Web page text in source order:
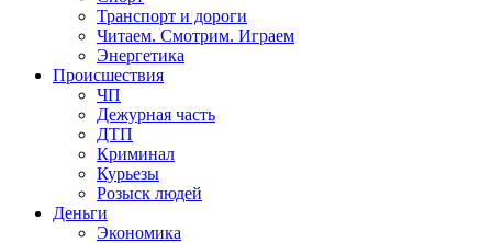
Транспорт и дороги
Читаем. Смотрим. Играем
Энергетика
Происшествия
ЧП
Дежурная часть
ДТП
Криминал
Курьезы
Розыск людей
Деньги
Экономика